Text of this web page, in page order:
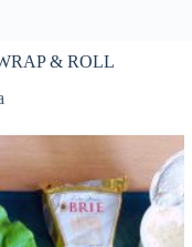
& ROLL